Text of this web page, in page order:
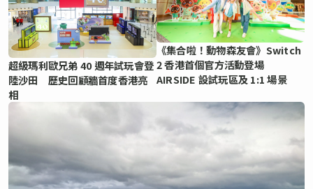
超級瑪利歐兄弟 40 週年試玩會登
陸沙田 歷史回顧牆首度香港亮
相
《集合啦！動物森友會》Switch
2 香港首個官方活動登場
AIRSIDE 設試玩區及 1:1 場景